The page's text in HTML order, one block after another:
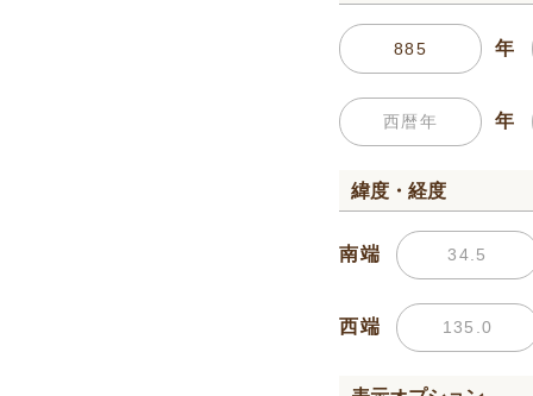
年
年
緯度・経度
南端
西端